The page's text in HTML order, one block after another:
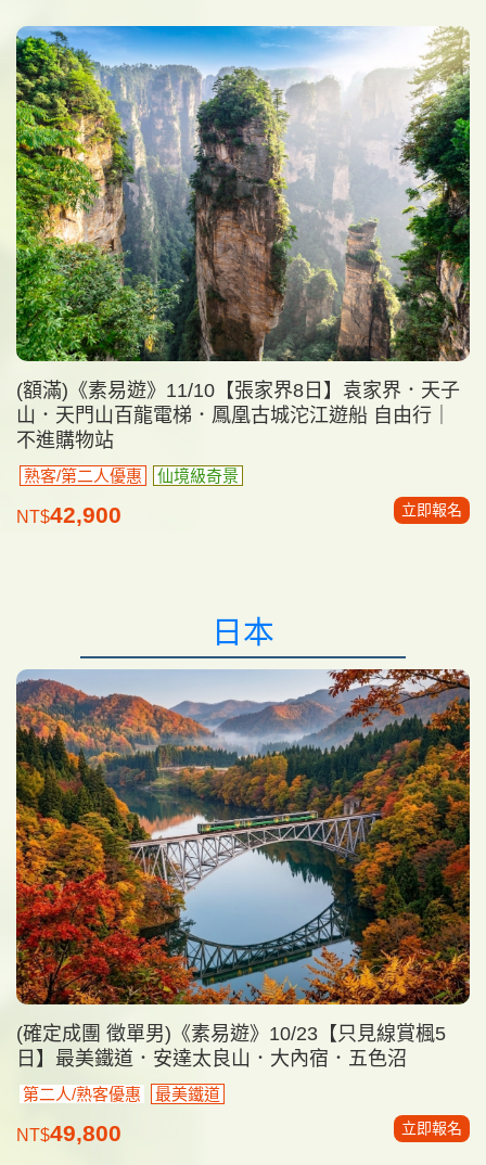
(額滿)《素易遊》11/10【張家界8日】袁家界．天子
山．天門山百龍電梯．鳳凰古城沱江遊船 自由行｜
不進購物站
熟客/第二人優惠 仙境級奇景
NT$42,900 立即報名
日本
(確定成團 徵單男)《素易遊》10/23【只見線賞楓5
日】最美鐵道．安達太良山．大內宿．五色沼
第二人/熟客優惠 最美鐵道
NT$49,800 立即報名